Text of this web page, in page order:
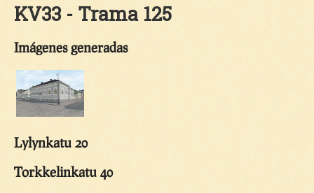
KV33 - Trama 125
Imágenes generadas
Lylynkatu 20
Torkkelinkatu 40